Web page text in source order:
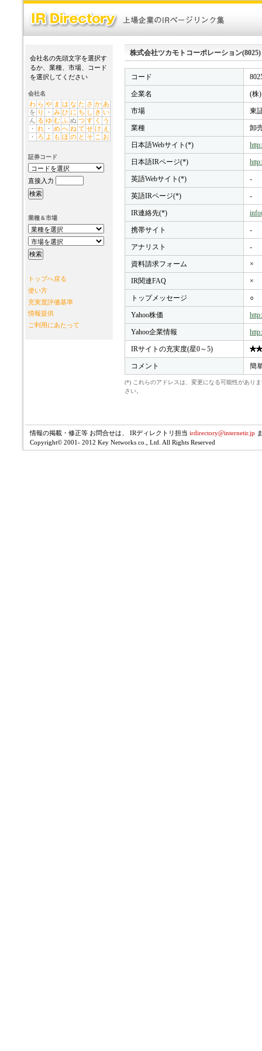
会社名の先頭文字を選択す
るか、業種、市場、コード
を選択してください
会社名
わ ら や ま は な た さ か あ
を り ・ み ひ に ち し き い
ん る ゆ む ふ ぬ つ す く
う
・ れ ・ め へ ね て せ け え
・
ろ よ も ほ の と そ こ お
証券コード
直接入力
業種＆市場
トップへ戻る
使い方
充実度評価基準
情報提供
ご利用にあたって
株式会社ツカモトコーポレーション
コード
企業名 (株
市場 東
業種 卸
日本語Webサイト(*)
日本語IRページ(*)
英語Webサイト(*) -
英語IRページ(*) -
IR連絡先(*)
携帯サイト -
アナリスト -
資料請求フォーム ×
IR関連FAQ ×
トップメッセージ ○
Yahoo株価
Yahoo企業情報
IRサイトの充実度(星0～5)
コメント 簡
(*) これらのアドレスは、変更になる可能性があり
さい。
情報の掲載・修正等 お問合せは、 IRディレクトリ担当 irdirectory@internetir.jp
Copyright© 2001- 2012 Key Networks co., Ltd. All Rights Reserved